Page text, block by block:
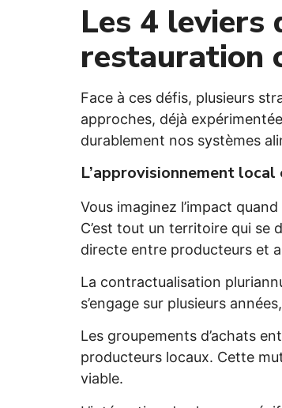
Les 4 leviers
restauration
Face à ces défis, plusieurs
approches, déjà
durablement nos systèmes
L’approvisionnement
Vous imaginez l’impact
C’est tout un territoire qui se
directe entre producteurs et
La contractualisation
s’engage sur plusieurs
Les groupements d’achats
producteurs locaux. Cette
viable.